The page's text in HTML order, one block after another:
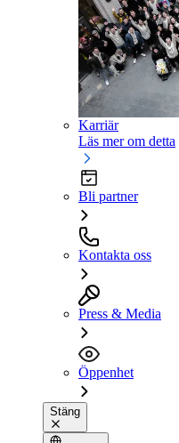
Karriär
Läs mer om detta
Bli partner
Kontakta oss
Press & Media
Öppenhet
Stäng